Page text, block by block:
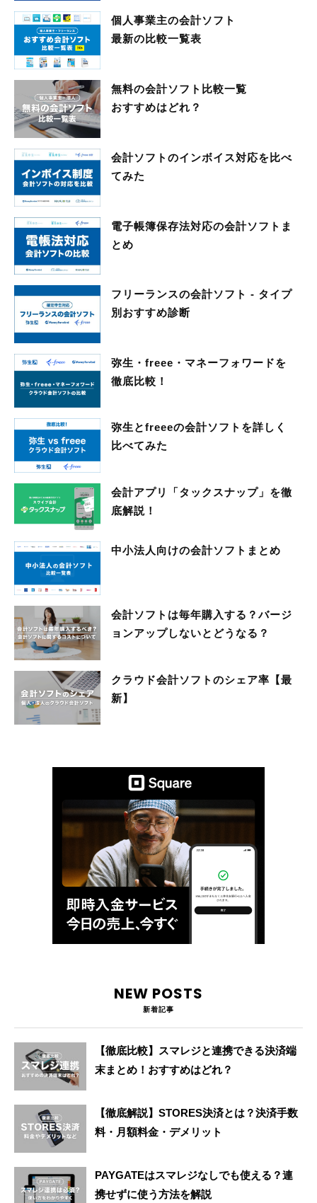
個人事業主の会計ソフト
最新の比較一覧表
無料の会計ソフト比較一覧
おすすめはどれ？
会計ソフトのインボイス対応を比べ
てみた
電子帳簿保存法対応の会計ソフトま
とめ
フリーランスの会計ソフト - タイプ
別おすすめ診断
弥生・freee・マネーフォワードを
徹底比較！
弥生とfreeeの会計ソフトを詳しく
比べてみた
会計アプリ「タックスナップ」を徹
底解説！
中小法人向けの会計ソフトまとめ
会計ソフトは毎年購入する？バージ
ョンアップしないとどうなる？
クラウド会計ソフトのシェア率【最
新】
NEW POSTS
新着記事
【徹底比較】スマレジと連携できる決済端
末まとめ！おすすめはどれ？
【徹底解説】STORES決済とは？決済手数
料・月額料金・デメリット
PAYGATEはスマレジなしでも使える？連
携せずに使う方法を解説